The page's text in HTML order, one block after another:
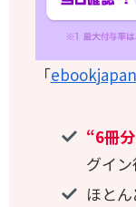
「ebookjapan
“6冊
グイ
ほと